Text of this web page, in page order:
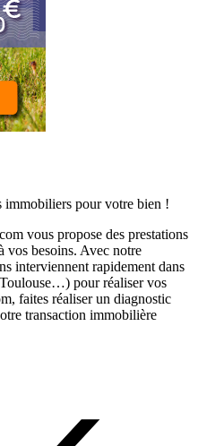
immobiliers pour votre bien !
vous propose des prestations
vos besoins. Avec notre
interviennent rapidement dans
pour réaliser vos
faites réaliser un diagnostic
transaction immobilière